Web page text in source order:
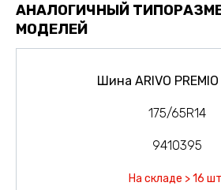
АНАЛОГИЧНЫЙ
МОДЕЛЕЙ
Шина ARIVO PREMIO
175/65R14
9410395
На складе > 16